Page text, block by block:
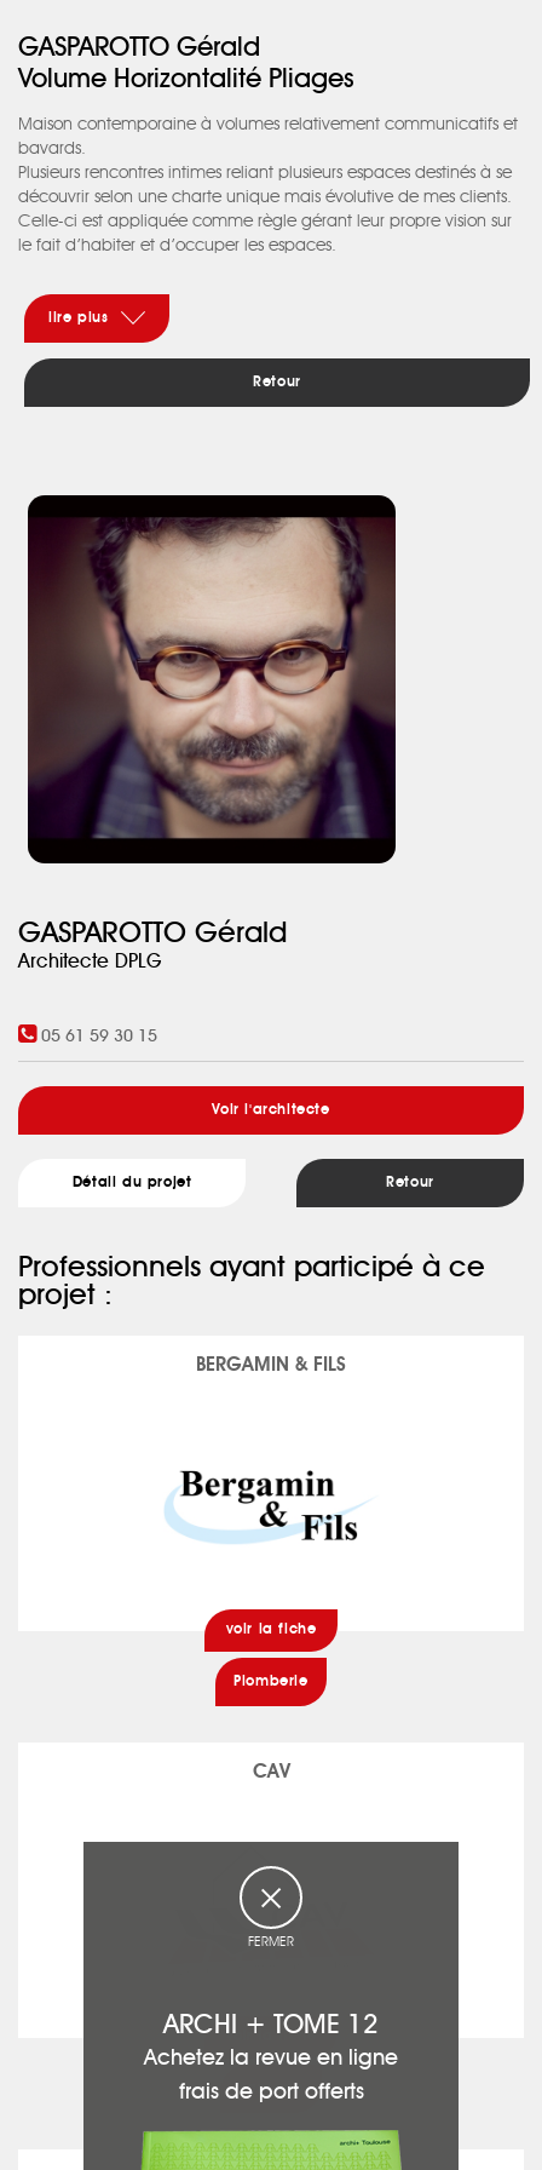
GASPAROTTO Gérald
Volume Horizontalité Pliages
Maison contemporaine à volumes relativement communicatifs et
bavards.
Plusieurs rencontres intimes reliant plusieurs espaces destinés à se
découvrir selon une charte unique mais évolutive de mes clients.
Celle-ci est appliquée comme règle gérant leur propre vision sur
le fait d’habiter et d’occuper les espaces.
travaille. Les volumes s’unissent ou s’opposent. Ils se croisent, se
superposent. Le schéma réglé en charte donne ainsi des espaces
qui, par leur communication, s’élèvent en villa sur mesure.
Les extérieurs répondent aussi à ce jeu avec une vision plus en
dégradés : l’accueil, le seuil et l’intimité.
lire plus
Retour
GASPAROTTO Gérald
Architecte DPLG
05 61 59 30 15
Voir l'architecte
Détail du projet Retour
Professionnels ayant participé à ce
projet :
BERGAMIN & FILS
voir la fiche
Plomberie
CAV
voir la fiche
Bardage
FERMER
ARCHI + TOME 12
Achetez la revue en ligne
frais de port offerts